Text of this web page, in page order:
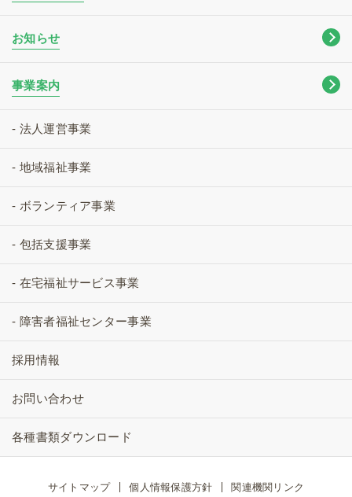
お知らせ
事業案内
- 法人運営事業
- 地域福祉事業
- ボランティア事業
- 包括支援事業
- 在宅福祉サービス事業
- 障害者福祉センター事業
採用情報
お問い合わせ
各種書類ダウンロード
サイトマップ 個人情報保護方針 関連機関リンク